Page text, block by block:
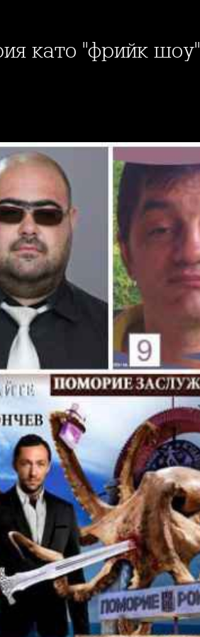
като "фрийк шоу"